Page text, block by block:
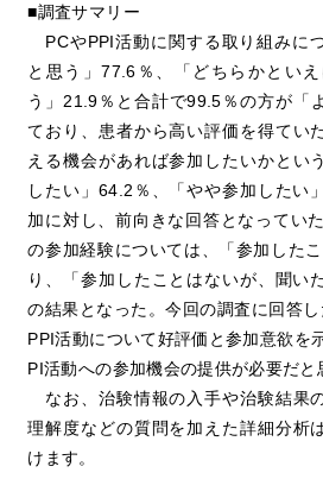
■調査サマリー
PCやPPI活動に関する取り組みに
と思う」77.6％、「どちらかとい
う」21.9％と合計で99.5％の方が「
ており、患者から高い評価を得てい
える機会があれば参加したいかとい
したい」64.2％、「やや参加したい
加に対し、前向きな回答となってい
の参加経験については、「参加した
り、「参加したことはないが、聞い
の結果となった。今回の調査に回答
PPI活動について好評価と参加意欲を
PI活動への参加機会の提供が必要だと
なお、治験情報の入手や治験結果
理解度などの質問を加えた詳細分析
けます。